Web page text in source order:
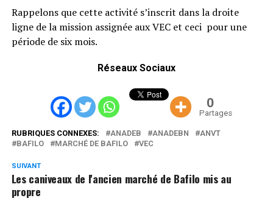
Rappelons que cette activité s’inscrit dans la droite
ligne de la mission assignée aux VEC et ceci pour une
période de six mois.
Réseaux Sociaux
0
Partages
RUBRIQUES CONNEXES: ANADEB ANADEBN
ANVT
BAFILO
MARCHÉ DE BAFILO VEC
SUIVANT
Les caniveaux de l'ancien marché de Bafilo mis au
propre